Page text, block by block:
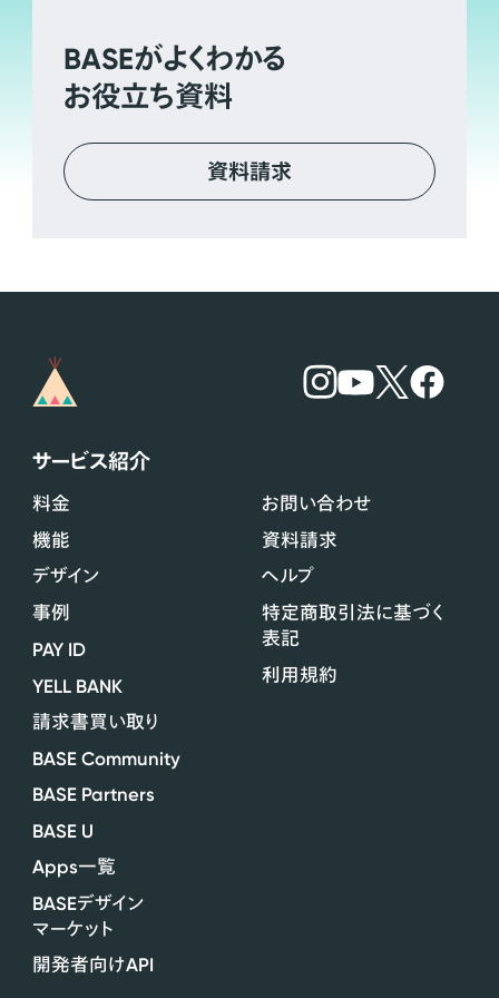
BASEがよくわかる
お役立ち資料
資料請求
サービス紹介
料金
機能
デザイン
事例
PAY ID
YELL BANK
請求書買い取り
BASE Community
BASE Partners
BASE U
Apps一覧
BASEデザイン
マーケット
開発者向けAPI
お問い合わせ
資料請求
ヘルプ
特定商取引法に基づく
表記
利用規約